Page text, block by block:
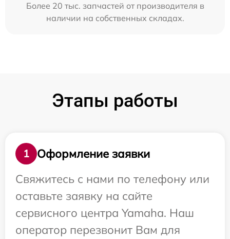
Более 20 тыс. запчастей от производителя в
наличии на собственных складах.
Этапы работы
1
Оформление заявки
Свяжитесь с нами по телефону или
оставьте заявку на сайте
сервисного центра Yamaha. Наш
оператор перезвонит Вам для